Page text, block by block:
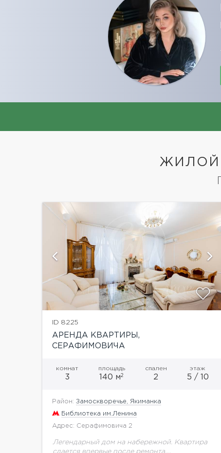
ЖИЛОЙ
ID 8225
АРЕНДА КВАРТИРЫ,
СЕРАФИМОВИЧА
комнат
3
площадь
140 м2
спален
2
этаж
5 / 10
Район: Замоскворечье, Якиманка
Библиотека им.Ленина
Адрес: Серафимовича 2
Легендарный дом на набережной. Квартира
сдается впервые после ремонта.
показать ещё 4 фотографии